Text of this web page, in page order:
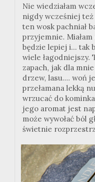
Nie wiedziałam
nigdy wcześniej też
ten wosk pachniał
przyjemnie.
będzie lepiej i... tak
wiele łagodniejszy.
zapach, jak dla
drzew, lasu.... woń
przełamana lekką
wrzucać do
jego aromat jest
może wywołać ból
świetnie